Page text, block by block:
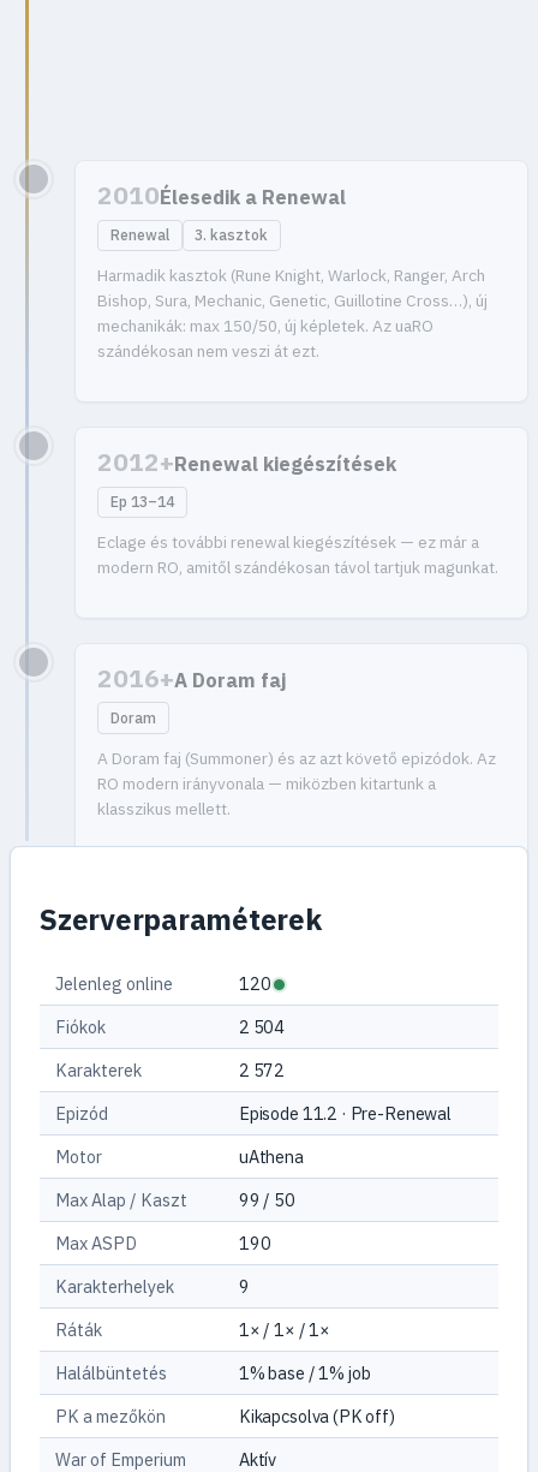
2010Élesedik a Renewal
Renewal 3. kasztok
Harmadik kasztok (Rune Knight, Warlock, Ranger, Arch
Bishop, Sura, Mechanic, Genetic, Guillotine Cross…), új
mechanikák: max 150/50, új képletek. Az uaRO
szándékosan nem veszi át ezt.
2012+Renewal kiegészítések
Ep 13–14
Eclage és további renewal kiegészítések — ez már a
modern RO, amitől szándékosan távol tartjuk magunkat.
2016+A Doram faj
Doram
A Doram faj (Summoner) és az azt követő epizódok. Az
RO modern irányvonala — miközben kitartunk a
klasszikus mellett.
Szerverparaméterek
Jelenleg online
120
Fiókok
2 504
Karakterek
2 572
Epizód
Episode 11.2 · Pre-Renewal
Motor
uAthena
Max Alap / Kaszt
99 / 50
Max ASPD
190
Karakterhelyek
9
Ráták
1× / 1× / 1×
Halálbüntetés
1% base / 1% job
PK a mezőkön
Kikapcsolva (PK off)
War of Emperium
Aktív